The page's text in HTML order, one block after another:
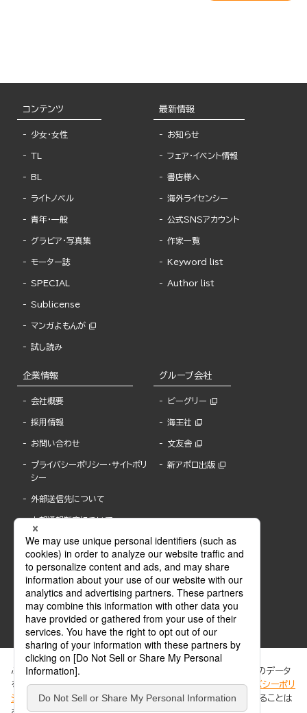
コンテンツ
少女・女性
TL
BL
ライトノベル
青年・一般
グラビア・写真集
モーター誌
SPECIAL
Sublicense
マンガよもんが
試し読み
最新情報
お知らせ
フェア・イベント情報
書店様へ
海外ライセンシー
公式SNSアカウント
作家一覧
Keyword list
Author list
企業情報
会社概要
採用情報
お問い合わせ
プライバシーポリシー・サイトポリ
シー
外部送信先について
内部通報制度について
グループ会社
ビーグリー
海王社
文友舎
新アポロ出版
ABJマークは、この電子書店・電子書籍配信サービスが、著作権者からコンテンツ使用許諾を
ぶんか社が運営するサイトでは、利便性向上のためにCookie等のデータ
を使用しています。 当社のCookieについての詳細は、「プライバシーポリ
シー
」をご覧ください。当サイトでは、訪問者の個人情報を追跡することは